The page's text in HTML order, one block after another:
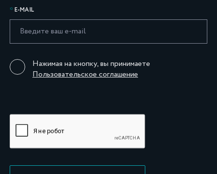
E-MAIL
Нажимая на кнопку, вы принимаете
Пользовательское соглашение